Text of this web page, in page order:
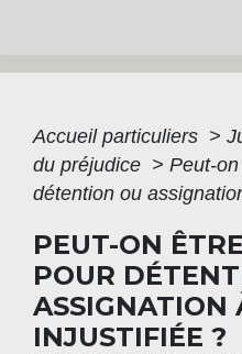
Accueil particuliers >
du préjudice > Peut-
détention ou
PEUT-ON
POUR
ASSIGNATION
INJUSTIFIÉE ?